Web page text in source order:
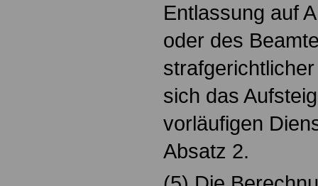
Entlassung auf
oder des
sich das
vorläufigen
Absatz 2.